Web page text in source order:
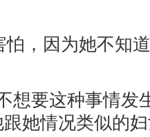
，因为她不知
想要这种事情发
她情况类似的